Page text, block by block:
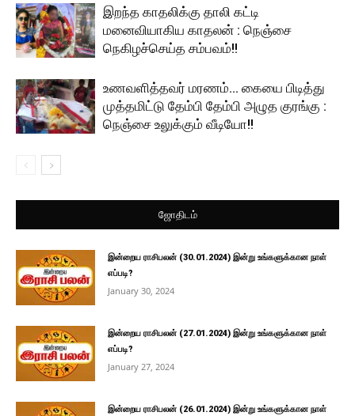
இறந்த காதலிக்கு தாலி கட்டி
மனைவியாகிய காதலன் : நெஞ்சை
நெகிழச்செய்த சம்பவம்!!
உணவளித்தவர் மரணம்… கையை பிடித்து
முத்தமிட்டு தேம்பி தேம்பி அழுத குரங்கு :
நெஞ்சை உலுக்கும் வீடியோ!!
ஜோதிடம்
இன்றைய ராசிபலன் (30.01.2024) இன்று உங்களுக்கான நாள்
எப்படி?
January 30, 2024
இன்றைய ராசிபலன் (27.01.2024) இன்று உங்களுக்கான நாள்
எப்படி?
January 27, 2024
இன்றைய ராசிபலன் (26.01.2024) இன்று உங்களுக்கான நாள்